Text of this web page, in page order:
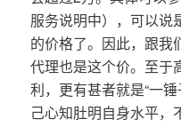
服务说明中），可以说
的价格了。因此，跟我
代理也是这个价。至于
利，更有甚者就是“一
己心知肚明自身水平，